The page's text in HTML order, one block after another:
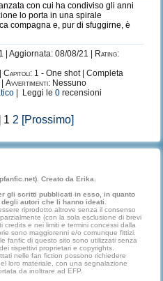
con cui ha condiviso gli anni
lo porta in una spirale
compagna e, pur di sfuggirne, è
| Aggiornata: 08/08/21 |
Rating:
Capitoli: 1 - One shot | Completa
Avvertimenti: Nessuno
| Leggi le 0 recensioni
1 2 [Prossimo]
Creato da Erika.
gli scritti pubblicati in esso, in quanto
autori che li hanno ideati.
riprodotto altrove senza il consenso
(con la sola esclusione di brevi
e nei limiti e termini concessi dalla
sono maggiorenni e/o comunque fittizi.
fanfic di questo sito sono utilizzati senza
rispettivi proprietari e copyrights.
nelle fan fiction possono richiedere
loro materiale, con una segnalazione
da inoltrare ad EFP.